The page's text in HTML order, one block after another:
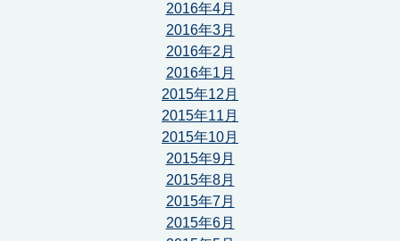
2016年4月
2016年3月
2016年2月
2016年1月
2015年12月
2015年11月
2015年10月
2015年9月
2015年8月
2015年7月
2015年6月